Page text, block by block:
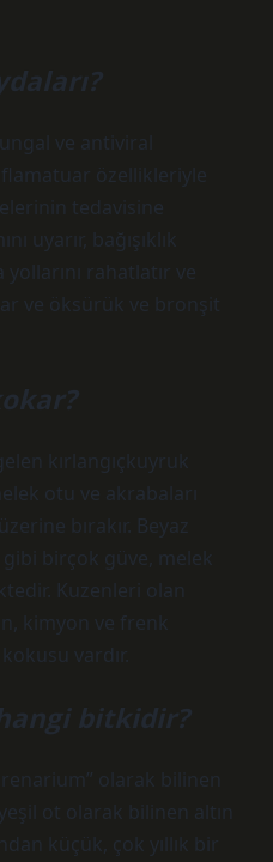
ve antiviral
özellikleriyle
tedavisine
uyarır, bağışıklık
rahatlatır ve
ve öksürük ve bronşit
kırlangıçkuyruk
otu ve akrabaları
bırakır. Beyaz
birçok güve, melek
Kuzenleri olan
kimyon ve frenk
vardır.
bitkidir?
olarak bilinen
ot olarak bilinen altın
küçük, çok yıllık bir